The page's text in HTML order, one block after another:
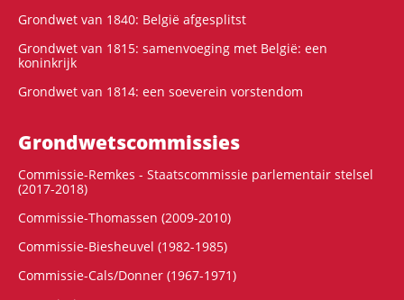
Grondwet van 1840: België afgesplitst
Grondwet van 1815: samenvoeging met België: een
koninkrijk
Grondwet van 1814: een soeverein vorstendom
Grondwets­commissies
Commissie-Remkes - Staatscommissie parlementair stelsel
(2017-2018)
Commissie-Thomassen (2009-2010)
Commissie-Biesheuvel (1982-1985)
Commissie-Cals/Donner (1967-1971)